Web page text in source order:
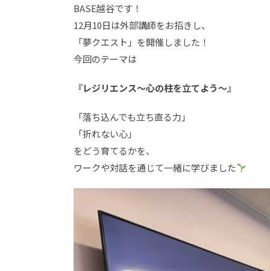
BASE越谷です！
12月10日は外部講師をお招きし、
「夢クエスト」を開催しました！
今回のテーマは
『レジリエンス〜心の柱を立てよう〜』
「落ち込んでも立ち直る力」
「折れない心」
をどう育てるかを、
ワークや対話を通じて一緒に学びました